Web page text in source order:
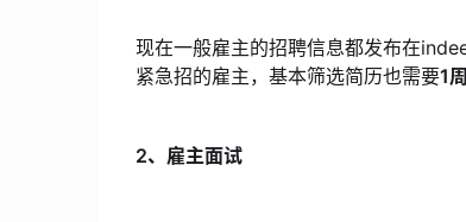
现在一般雇主的招聘信息都发布在
紧急招的雇主，基本筛选简历也需要1
2、雇主面试